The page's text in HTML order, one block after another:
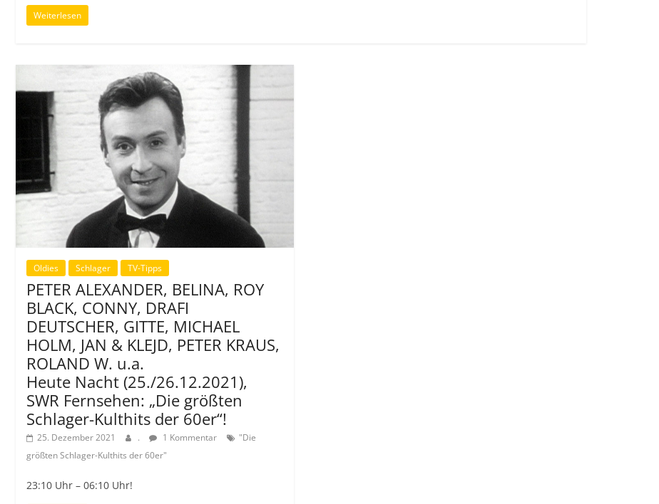
Weiterlesen
Oldies Schlager TV-Tipps
PETER ALEXANDER, BELINA, ROY
BLACK, CONNY, DRAFI
DEUTSCHER, GITTE, MICHAEL
HOLM, JAN & KLEJD, PETER KRAUS,
ROLAND W. u.a.
Heute Nacht (25./26.12.2021),
SWR Fernsehen: „Die größten
Schlager-Kulthits der 60er“!
25. Dezember 2021 . 1 Kommentar
"Die
größten Schlager-Kulthits der 60er"
23:10 Uhr – 06:10 Uhr!